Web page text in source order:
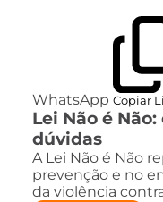
WhatsApp Copiar
Lei Não é
dúvidas
A Lei Não é Não
prevenção e no
da violência